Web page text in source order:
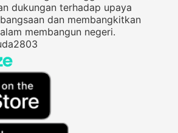
dukungan terhadap upaya
dan membangkitkan
membangun negeri.